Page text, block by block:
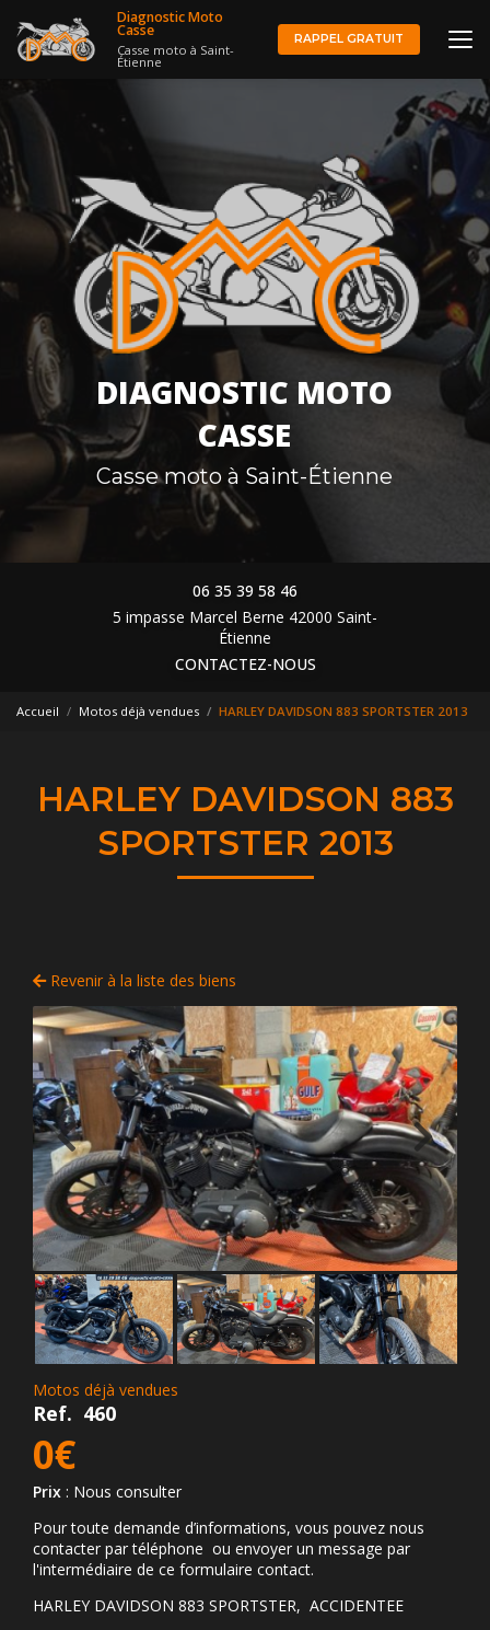
au
contenu
Diagnostic Moto
Casse
Casse moto à Saint-
Étienne
RAPPEL GRATUIT
DIAGNOSTIC MOTO
CASSE
Casse moto à Saint-Étienne
06 35 39 58 46
5 impasse Marcel Berne 42000 Saint-
Étienne
CONTACTEZ-NOUS
Accueil Motos déjà vendues HARLEY DAVIDSON 883 SPORTSTER 2013
HARLEY DAVIDSON 883
SPORTSTER 2013
Revenir à la liste des biens
Motos déjà vendues
Ref. 460
0€
Prix : Nous consulter
Pour toute demande d’informations, vous pouvez nous
contacter par téléphone ou envoyer un message par
l'intermédiaire de ce formulaire contact.
HARLEY DAVIDSON 883 SPORTSTER, ACCIDENTEE